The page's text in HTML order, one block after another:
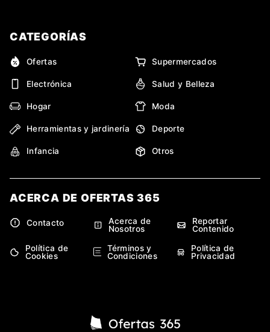
CATEGORÍAS
Ofertas Supermercados
Electrónica Salud y Belleza
Hogar Moda
Herramientas y jardinería Deporte
Infancia Otros
ACERCA DE OFERTAS 365
Contacto
Acerca de
Nosotros
Reportar
Contenido
Política de
Cookies
Términos y
Condiciones
Política de
Privacidad